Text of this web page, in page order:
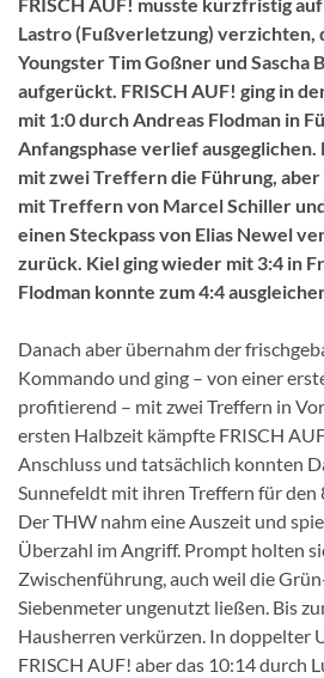
Lastro (Fußverletzung) verzichten,
Youngster Tim Goßner und Sascha
aufgerückt. FRISCH AUF! ging in
mit 1:0 durch Andreas Flodman in
Anfangsphase verlief
mit zwei Treffern die Führung, aber
mit Treffern von Marcel Schiller
einen Steckpass von Elias Newel
zurück. Kiel ging wieder mit 3:4 in
Flodman konnte zum 4:4
Danach aber übernahm der
Kommando und ging – von einer
profitierend – mit zwei Treffern in
ersten Halbzeit kämpfte FRISCH
Anschluss und tatsächlich konnten
Sunnefeldt mit ihren Treffern für den
Der THW nahm eine Auszeit und
Überzahl im Angriff. Prompt holten
Zwischenführung, auch weil die
Siebenmeter ungenutzt ließen. Bis
Hausherren verkürzen. In doppelter
FRISCH AUF! aber das 10:14 durch